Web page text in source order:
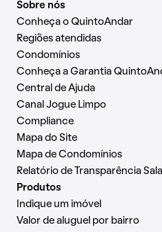
Sobre nós
Conheça o QuintoAndar
Regiões atendidas
Condomínios
Conheça a Garantia
Central de Ajuda
Canal Jogue Limpo
Compliance
Mapa do Site
Mapa de Condomínios
Relatório de Transparência
Produtos
Indique um imóvel
Valor de aluguel por bairro